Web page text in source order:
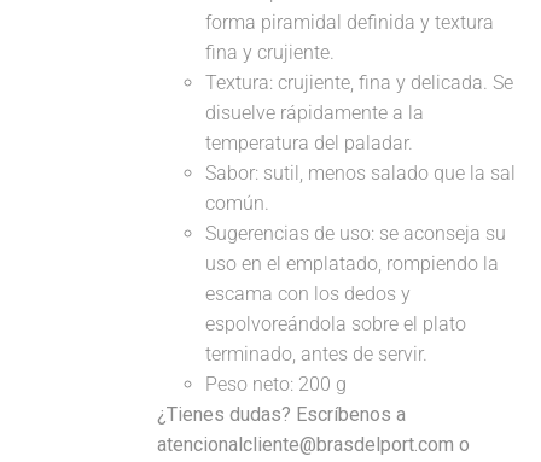
forma piramidal definida y textura
fina y crujiente.
Textura: crujiente, fina y delicada. Se
disuelve rápidamente a la
temperatura del paladar.
Sabor: sutil, menos salado que la sal
común.
Sugerencias de uso: se aconseja su
uso en el emplatado, rompiendo la
escama con los dedos y
espolvoreándola sobre el plato
terminado, antes de servir.
Peso neto: 200 g
¿Tienes dudas? Escríbenos a
atencionalcliente@brasdelport.com o